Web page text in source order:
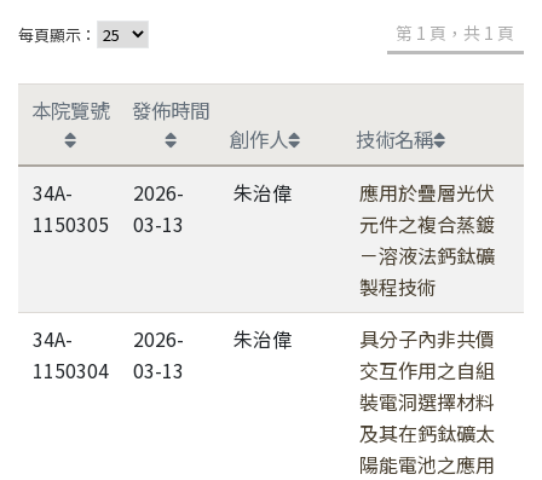
每頁顯示： 第 1 頁，共 1 頁
本院覽號
發佈時間
創作人
技術名稱
34A-
1150305
2026-
03-13
朱治偉
應用於疊層光伏
元件之複合蒸鍍
－溶液法鈣鈦礦
製程技術
34A-
1150304
2026-
03-13
朱治偉
具分子內非共價
交互作用之自組
裝電洞選擇材料
及其在鈣鈦礦太
陽能電池之應用